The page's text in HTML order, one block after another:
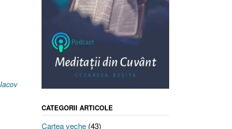
Iacov
CATEGORII ARTICOLE
Cartea veche(43)